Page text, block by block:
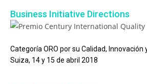
Business Initiative Directions
Categoría ORO por su Calidad, Innovación
Suiza, 14 y 15 de abril 2018